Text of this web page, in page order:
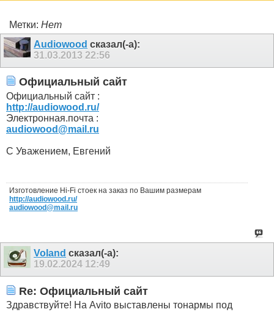
Метки: Нет
Audiowood сказал(-а):
31.03.2013 22:56
Официальный сайт
Официальный сайт :
http://audiowood.ru/
Электронная.почта :
audiowood@mail.ru
С Уважением, Евгений
Изготовление Hi-Fi стоек на заказ по Вашим размерам
http://audiowood.ru/
audiowood@mail.ru
Voland сказал(-а):
19.02.2024 12:49
Re: Официальный сайт
Здравствуйте! На Avito выставлены тонармы под